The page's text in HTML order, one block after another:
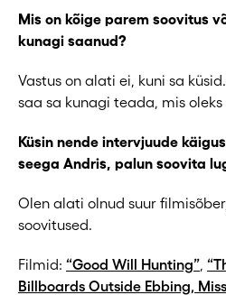
Mis on kõige parem soovitus
kunagi saanud?
Vastus on alati ei, kuni sa
saa sa kunagi teada, mis
Küsin nende intervjuude
seega Andris, palun soovita
Olen alati olnud suur
soovitused.
Filmid: “Good Will Hunting”,
Billboards Outside Ebbing,